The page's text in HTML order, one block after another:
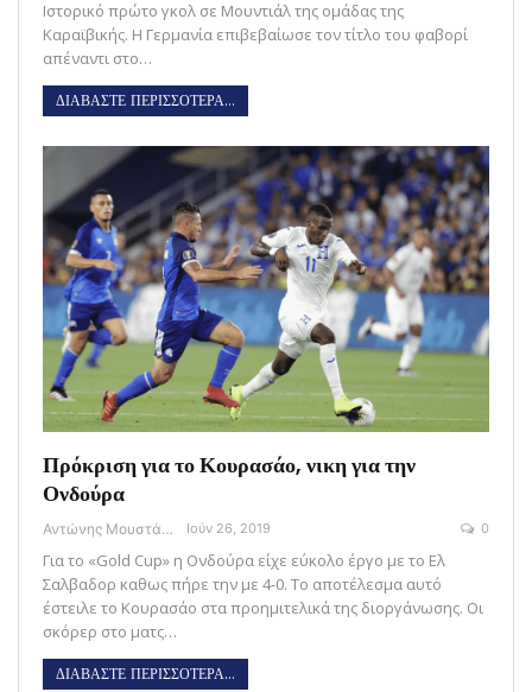
Ιστορικό πρώτο γκολ σε Μουντιάλ της ομάδας της
Καραϊβικής. Η Γερμανία επιβεβαίωσε τον τίτλο του φαβορί
απέναντι στο…
ΔΙΑΒΑΣΤΕ ΠΕΡΙΣΣΟΤΕΡΑ...
Πρόκριση για το Κουρασάο, νικη για την
Ονδούρα
Αντώνης Μουστάκας Ιούν 26, 2019 0
Για το «Gold Cup» η Ονδούρα είχε εύκολο έργο με το Ελ
Σαλβαδορ καθως πήρε την με 4-0. Το αποτέλεσμα αυτό
έστειλε το Κουρασάο στα προημιτελικά της διοργάνωσης. Οι
σκόρερ στο ματς…
ΔΙΑΒΑΣΤΕ ΠΕΡΙΣΣΟΤΕΡΑ...